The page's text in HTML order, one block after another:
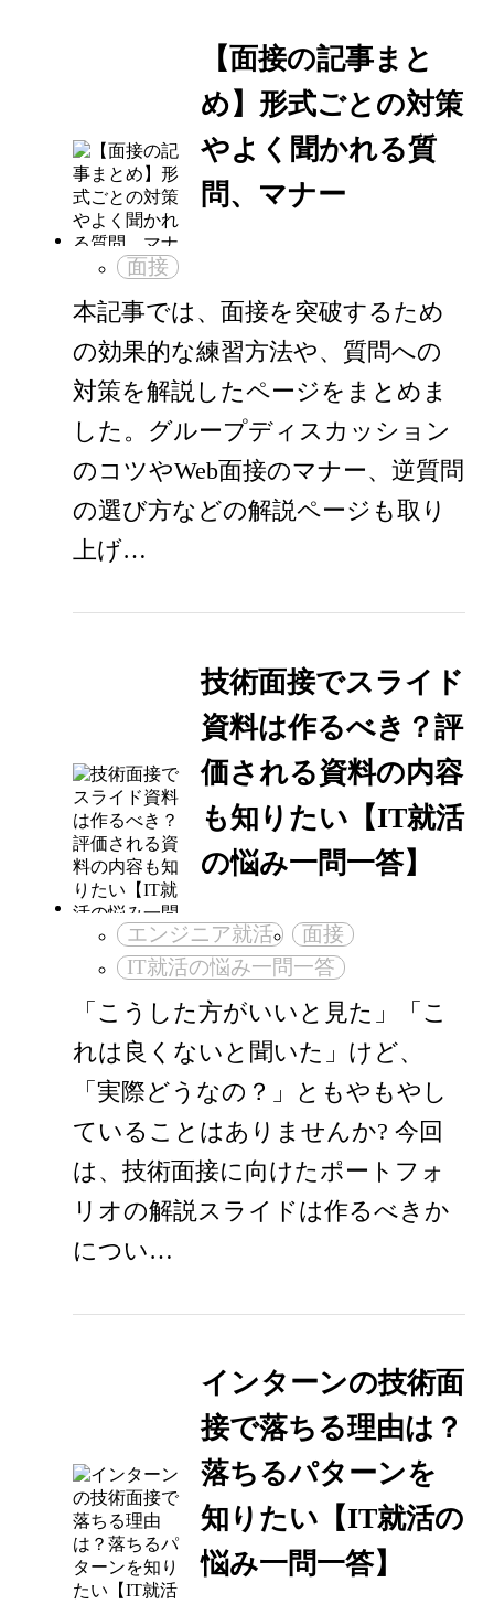
【面接の記事まと
め】形式ごとの対策
やよく聞かれる質
問、マナー
面接
本記事では、面接を突破するため
の効果的な練習方法や、質問への
対策を解説したページをまとめま
した。グループディスカッション
のコツやWeb面接のマナー、逆質問
の選び方などの解説ページも取り
上げ…
技術面接でスライド
資料は作るべき？評
価される資料の内容
も知りたい【IT就活
の悩み一問一答】
エンジニア就活
面接
IT就活の悩み一問一答
「こうした方がいいと見た」「こ
れは良くないと聞いた」けど、
「実際どうなの？」ともやもやし
ていることはありませんか? 今回
は、技術面接に向けたポートフォ
リオの解説スライドは作るべきか
につい…
インターンの技術面
接で落ちる理由は？
落ちるパターンを
知りたい【IT就活の
悩み一問一答】